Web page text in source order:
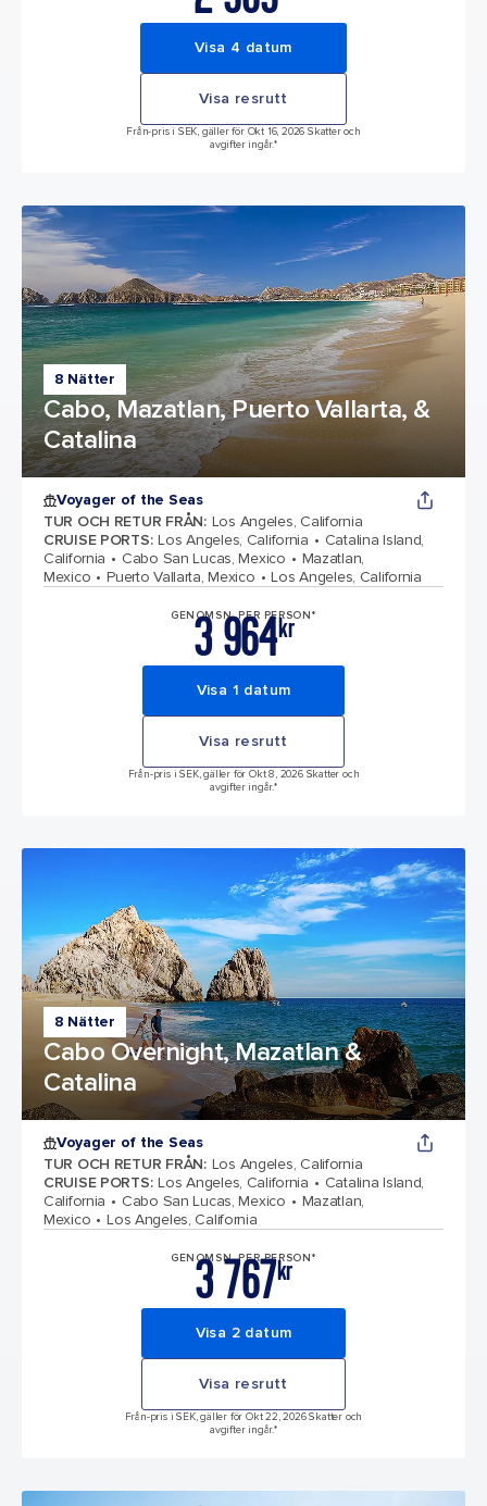
Visa 4 datum
Visa resrutt
Från-pris i SEK, gäller för Okt 16, 2026 Skatter och
avgifter ingår.*
8 Nätter
Cabo, Mazatlan, Puerto Vallarta, &
Catalina
Voyager of the Seas
TUR OCH RETUR FRÅN: Los Angeles, California
CRUISE PORTS: Los Angeles, California
Catalina Island,
California
Cabo San Lucas, Mexico
Mazatlan,
Mexico
Puerto Vallarta, Mexico Los Angeles, California
GENOMSN. PER PERSON*
kr
3 964
Visa 1 datum
Visa resrutt
Från-pris i SEK, gäller för Okt 8, 2026 Skatter och
avgifter ingår.*
8 Nätter
Cabo Overnight, Mazatlan &
Catalina
Voyager of the Seas
TUR OCH RETUR FRÅN: Los Angeles, California
CRUISE PORTS: Los Angeles, California
Catalina Island,
California
Cabo San Lucas, Mexico
Mazatlan,
Mexico
Los Angeles, California
GENOMSN. PER PERSON*
kr
3 767
Visa 2 datum
Visa resrutt
Från-pris i SEK, gäller för Okt 22, 2026 Skatter och
avgifter ingår.*